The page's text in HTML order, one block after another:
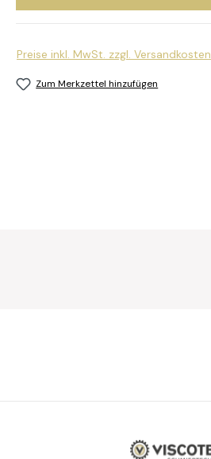
Preise inkl. MwSt. zzgl. Versandkosten
Zum Merkzettel hinzufügen